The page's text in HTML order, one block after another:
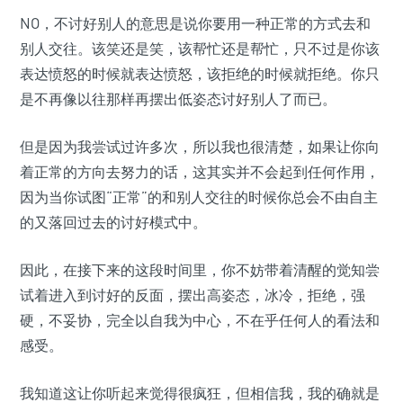
NO，不讨好别人的意思是说你要用一种正常的方式去和
别人交往。该笑还是笑，该帮忙还是帮忙，只不过是你该
表达愤怒的时候就表达愤怒，该拒绝的时候就拒绝。你只
是不再像以往那样再摆出低姿态讨好别人了而已。
但是因为我尝试过许多次，所以我也很清楚，如果让你向
着正常的方向去努力的话，这其实并不会起到任何作用，
因为当你试图“正常”的和别人交往的时候你总会不由自主
的又落回过去的讨好模式中。
因此，在接下来的这段时间里，你不妨带着清醒的觉知尝
试着进入到讨好的反面，摆出高姿态，冰冷，拒绝，强
硬，不妥协，完全以自我为中心，不在乎任何人的看法和
感受。
我知道这让你听起来觉得很疯狂，但相信我，我的确就是